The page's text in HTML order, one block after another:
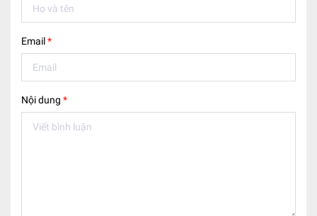
Email*
Nội dung *